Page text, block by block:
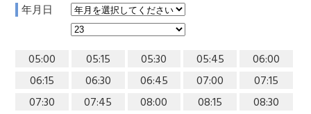
年月日
05:00 05:15 05:30 05:45
06:00
06:15
06:30 06:45 07:00
07:15
07:30
07:45 08:00 08:15
08:30